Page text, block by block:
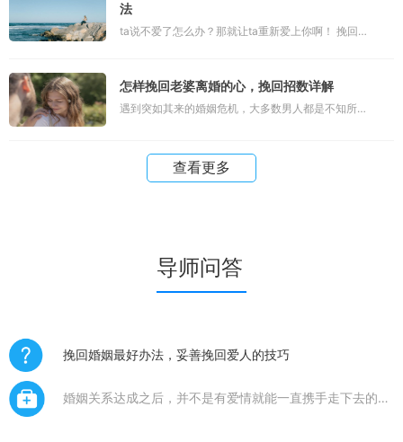
怪了。 很多人都觉得，想要挽回婚
法
ta说不爱了怎么办？那就让ta重新爱上你啊！ 挽回不
挽回是找机会的过程，当对方愿意再给你一次机会的
时候，就是逆转爱情的时候。分手是
怎样挽回老婆离婚的心，挽回招数详解
遇到突如其来的婚姻危机，大多数男人都是不知所措
婚，不肯给你一点机会。婚姻的经营，总会伴随着这
查看更多
导师问答
挽回婚姻最好办法，妥善挽回爱人的技巧
婚姻关系达成之后，并不是有爱情就能一直携手走下去的。